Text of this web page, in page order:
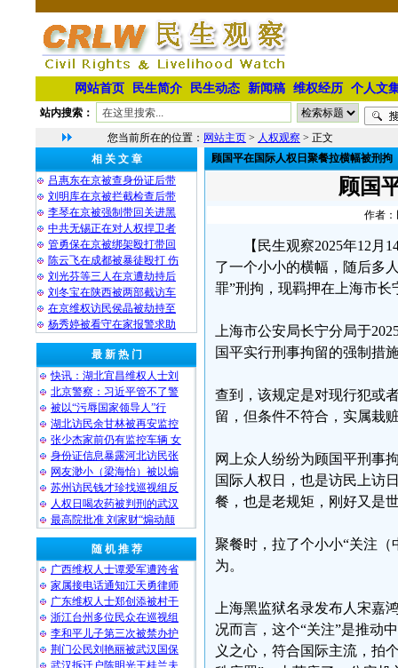
网站首页 民生简介 民生动态 新闻稿 维权经历 个人文
站内搜索：
您当前所在的位置： 网站主页 > 人权观察 > 正文
相 关 文 章
吕惠东在京被查身份证后带
刘明库在京被拦截检查后带
李琴在京被强制带回关进黑
中共无锡正在对人权捍卫者
管勇保在京被绑架殴打带回
陈云飞在成都被暴徒殴打 伤
刘光芬等三人在京遭劫持后
刘冬宝在陕西被两部截访车
在京维权访民侯晶被劫持至
杨秀婷被看守在家报警求助
最 新 热 门
快讯：湖北宜昌维权人士刘
北京警察：习近平管不了警
被以“污辱国家领导人”行
湖北访民余甘林被再安监控
张少杰家前仍有监控车辆 女
身份证信息暴露河北访民张
网友渺小（梁海怡）被以煽
苏州访民钱才珍找巡视组反
人权日喝农药被判刑的武汉
最高院批准 刘家财“煽动颠
随 机 推 荐
广西维权人士谭爱军遭跨省
家属接电话通知江天勇律师
广东维权人士郑创添被村干
浙江台州多位民众在巡视组
李和平儿子第三次被禁办护
荆门公民刘艳丽被武汉国保
武汉拆迁户陈明光王桂兰夫
顾国平在国际人权日聚餐拉横幅被刑拘
顾国
作者：
【民生观察2025年12
了一个小小的横幅，随后多
罪”刑拘，现羁押在上海市长
上海市公安局长宁分局于
国平实行刑事拘留的强制措
查到，该规定是对现行犯或
留，但条件不符合，实属栽
网上众人纷纷为顾国平刑事
国际人权日，也是访民上访
餐，也是老规矩，刚好又是
聚餐时，拉了个小小“关注
为。
上海黑监狱名录发布人宋嘉
况而言，这个“关注”是推动
义之心，符合国际主流，拍